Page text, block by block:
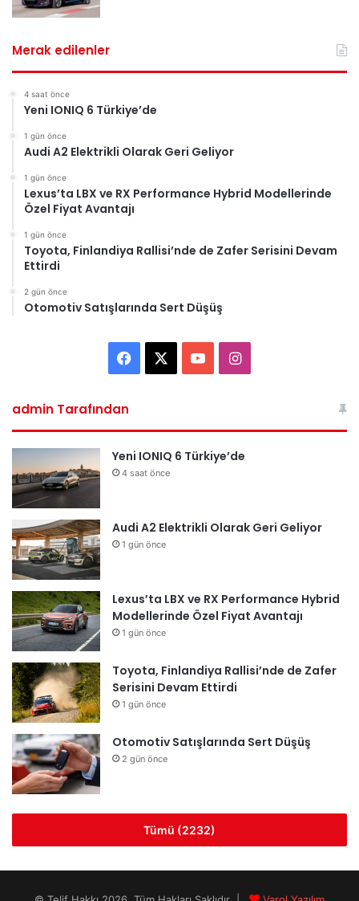
Merak edilenler
4 saat önce
Yeni IONIQ 6 Türkiye’de
1 gün önce
Audi A2 Elektrikli Olarak Geri Geliyor
1 gün önce
Lexus’ta LBX ve RX Performance Hybrid Modellerinde
Özel Fiyat Avantajı
1 gün önce
Toyota, Finlandiya Rallisi’nde de Zafer Serisini Devam
Ettirdi
2 gün önce
Otomotiv Satışlarında Sert Düşüş
Facebook YouTubeInstagram
admin Tarafından
Yeni IONIQ 6 Türkiye’de
4 saat önce
Audi A2 Elektrikli Olarak Geri Geliyor
1 gün önce
Lexus’ta LBX ve RX Performance Hybrid
Modellerinde Özel Fiyat Avantajı
1 gün önce
Toyota, Finlandiya Rallisi’nde de Zafer
Serisini Devam Ettirdi
1 gün önce
Otomotiv Satışlarında Sert Düşüş
2 gün önce
Tümü (2232)